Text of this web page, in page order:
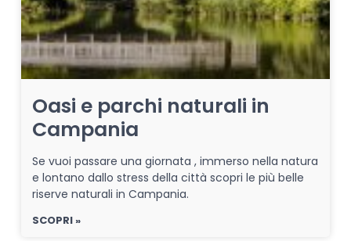
Oasi e parchi naturali in
Campania
Se vuoi passare una giornata , immerso nella natura
e lontano dallo stress della città scopri le più belle
riserve naturali in Campania.
SCOPRI »